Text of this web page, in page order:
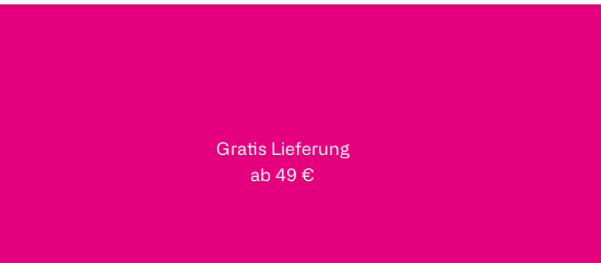
Gratis Lieferung
ab 49 €